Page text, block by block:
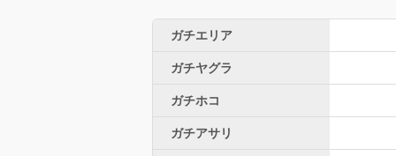
ガチエリア
ガチヤグラ
ガチホコ
ガチアサリ